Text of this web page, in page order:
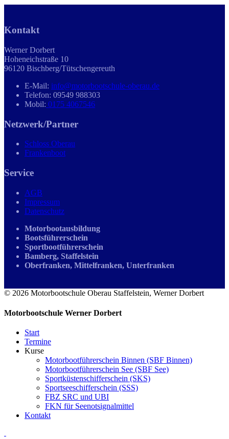
Kontakt
Werner Dorbert
Hoheneichstraße 10
96120 Bischberg/Tütschengereuth
E-Mail: info@motorbootschule-oberau.de
Telefon: 09549 988303
Mobil: 0175 4067546
Netzwerk/Partner
Schloss Oberau
Frankenboot
Service
AGB
Impressum
Datenschutz
Motorbootausbildung
Bootsführerschein
Sportbootführerschein
Bamberg, Staffelstein
Oberfranken, Mittelfranken, Unterfranken
© 2026 Motorbootschule Oberau Staffelstein, Werner Dorbert
Motorbootschule Werner Dorbert
Start
Termine
Kurse
Motorbootführerschein Binnen (SBF Binnen)
Motorbootführerschein See (SBF See)
Sportküstenschifferschein (SKS)
Sportseeschifferschein (SSS)
FBZ SRC und UBI
FKN für Seenotsignalmittel
Kontakt